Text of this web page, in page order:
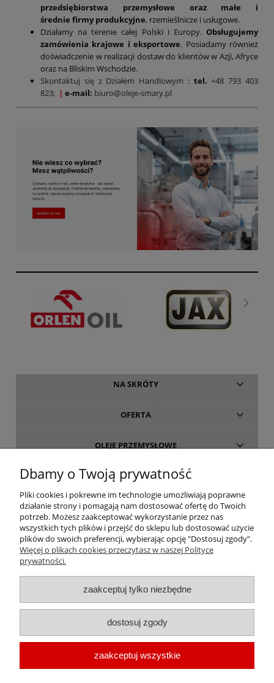
przedsiębiorstwa przemysłowe oraz małe i
średnie firmy produkcyjne, rzemieślnicze i usługowe.
Działamy na terenie całej Polski i Europy. Obsługujemy
zamówienia krajowe i eksportowe. Posiadamy również
doświadczenie w realizacji dostaw do klientów w Azji, Afryce
oraz na Bliskim Wschodzie.
Skontaktuj się z Działem Handlowym : tel.+48 793 403
823; | e-mail: biuro@oleje-smary.pl
NA SKRÓTY
OFERTA
OLEJE PRZEMYSŁOWE
INFORMACJE
O FIRMIE
| Platforma zakupowa środków smarnych firmy ALVESTA |
Oleje przemysłowe | Smary dla przemysłu spożywczego | Olej do sprężarek
prowadnic | Smar Fuchs | Smar Shell | Oleje Eni AGIP | Smar JAX
Dbamy o Twoją prywatność
Pliki cookies i pokrewne im technologie umożliwiają poprawne
działanie strony i pomagają nam dostosować ofertę do Twoich
potrzeb. Możesz zaakceptować wykorzystanie przez nas
wszystkich tych plików i przejść do sklepu lub dostosować użycie
plików do swoich preferencji, wybierając opcję "Dostosuj zgody".
Więcej o plikach cookies przeczytasz w naszej Polityce
prywatności.
zaakceptuj tylko niezbędne
dostosuj zgody
zaakceptuj wszystkie